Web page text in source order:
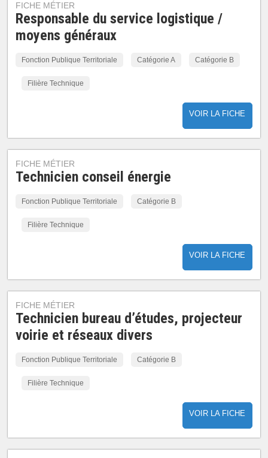
FICHE MÉTIER
Responsable du service logistique /
moyens généraux
Fonction Publique Territoriale Catégorie A Catégorie B
Filière Technique
VOIR LA FICHE
FICHE MÉTIER
Technicien conseil énergie
Fonction Publique Territoriale Catégorie B
Filière Technique
VOIR LA FICHE
FICHE MÉTIER
Technicien bureau d’études, projecteur
voirie et réseaux divers
Fonction Publique Territoriale Catégorie B
Filière Technique
VOIR LA FICHE